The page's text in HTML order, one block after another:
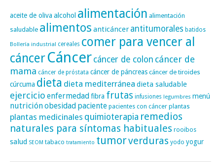
aceite de oliva alcohol alimentación alimentación
saludable alimentos anticáncer antitumorales batidos
Bollería industrial cereales comer para vencer al
cáncerCáncer cáncer de colon cáncer de
mama cáncer de próstata cáncer de páncreascáncer de tiroides
cúrcuma dieta dieta mediterránea dieta saludable
ejercicio enfermedadfibra frutas infusiones legumbres menú
nutriciónobesidad paciente pacientes con cáncer plantas
plantas medicinales quimioterapia remedios
naturales para síntomas habituales rooibos
salud SEOM tabaco tratamiento tumorverduras yodo yogur